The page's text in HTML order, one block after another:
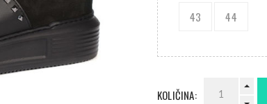
43
44
KOLIČINA: